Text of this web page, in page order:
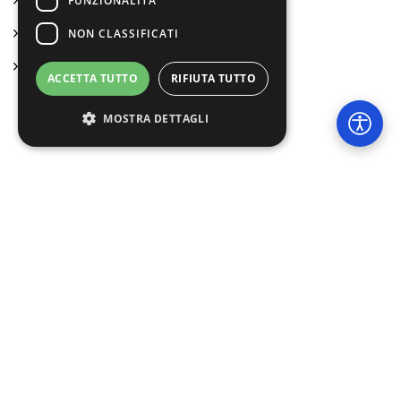
Bilancio sociale ed economico
Statuto
Bambini e ragazzi
NON CLASSIFICATI
ACCETTA TUTTO RIFIUTA TUTTO
MOSTRA DETTAGLI